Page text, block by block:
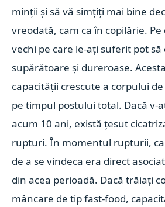
minții și să vă simțiți mai bine
vreodată, cam ca în copilărie.
vechi pe care le-ați suferit pot să
supărătoare și dureroase.
capacității crescute a corpului
pe timpul postului total. Dacă v-
acum 10 ani, există țesut
rupturi. În momentul rupturii,
de a se vindeca era direct
din acea perioadă. Dacă trăiați
mâncare de tip fast-food,